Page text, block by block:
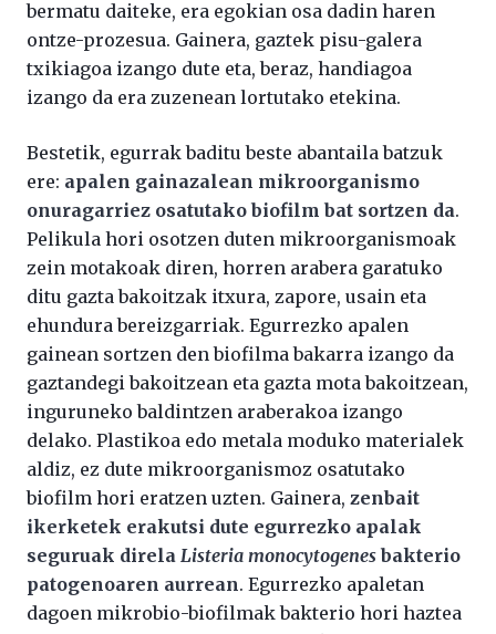
bermatu daiteke, era egokian osa dadin haren
ontze-prozesua. Gainera, gaztek pisu-galera
txikiagoa izango dute eta, beraz, handiagoa
izango da era zuzenean lortutako etekina.
Bestetik, egurrak baditu beste abantaila batzuk
ere: apalen gainazalean mikroorganismo
onuragarriez osatutako biofilm bat sortzen da.
Pelikula hori osotzen duten mikroorganismoak
zein motakoak diren, horren arabera garatuko
ditu gazta bakoitzak itxura, zapore, usain eta
ehundura bereizgarriak. Egurrezko apalen
gainean sortzen den biofilma bakarra izango da
gaztandegi bakoitzean eta gazta mota bakoitzean,
inguruneko baldintzen araberakoa izango
delako. Plastikoa edo metala moduko materialek
aldiz, ez dute mikroorganismoz osatutako
biofilm hori eratzen uzten. Gainera, zenbait
ikerketek erakutsi dute egurrezko apalak
seguruak direla Listeria monocytogenesbakterio
patogenoaren aurrean. Egurrezko apaletan
dagoen mikrobio-biofilmak bakterio hori haztea